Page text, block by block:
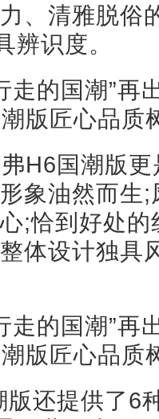
、清雅脱俗
辨识度。
H6国潮版
象油然而生
;恰到好处
体设计独具
版还提供了6